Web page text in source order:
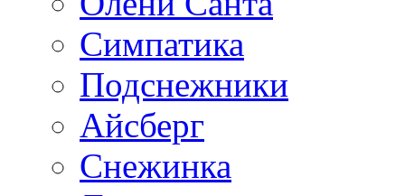
Симпатика
Подснежники
Айсберг
Снежинка